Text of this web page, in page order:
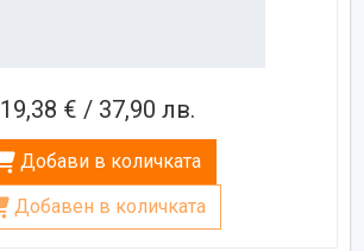
19,38 € / 37,90 лв.
Добави в количката
Добавен в количката